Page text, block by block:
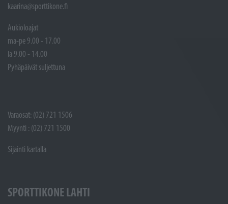
kaarina@sporttikone.fi
Aukioloajat
ma-pe 9.00 - 17.00
la 9.00 - 14.00
Pyhäpäivät suljettuna
Varaosat: (02) 721 1506
Myynti : (02) 721 1500
Sijainti kartalla
SPORTTIKONE LAHTI